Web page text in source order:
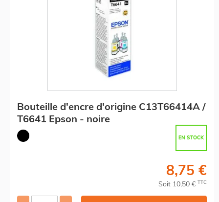
Bouteille d'encre d'origine C13T66414A /
T6641 Epson - noire
EN STOCK
8,75 €
Soit 10,50 € TTC